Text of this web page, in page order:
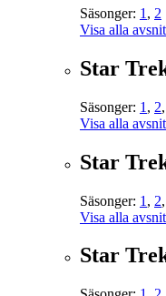
Säsonger: 1 , 2
Visa alla
Star
Säsonger: 1 , 2,
Visa alla
Star
Säsonger: 1 , 2,
Visa alla
Star